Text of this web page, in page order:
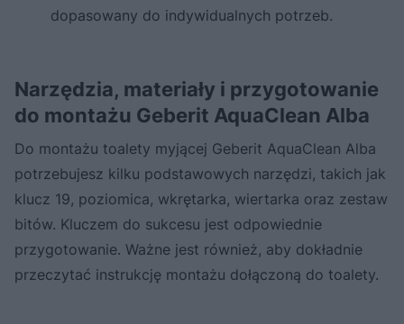
dopasowany do indywidualnych potrzeb.
Narzędzia, materiały i przygotowanie
do montażu Geberit AquaClean Alba
Do montażu toalety myjącej Geberit AquaClean Alba
potrzebujesz kilku podstawowych narzędzi, takich jak
klucz 19, poziomica, wkrętarka, wiertarka oraz zestaw
bitów. Kluczem do sukcesu jest odpowiednie
przygotowanie. Ważne jest również, aby dokładnie
przeczytać instrukcję montażu dołączoną do toalety.